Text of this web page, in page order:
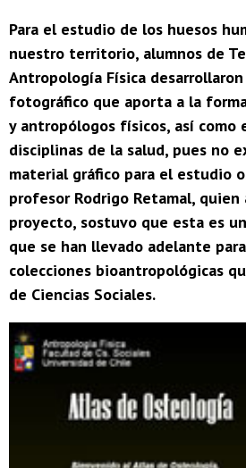
Para el estudio de los huesos
nuestro territorio, alumnos de
Antropología Física
fotográfico que aporta a la
y antropólogos físicos, así como
disciplinas de la salud, pues no
material gráfico para el estudio
profesor Rodrigo Retamal, quien
proyecto, sostuvo que esta es
que se han llevado adelante
colecciones bioantropológicas
de Ciencias Sociales.